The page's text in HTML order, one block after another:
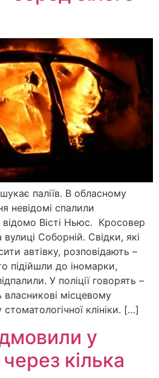
паліїв. В обласному
невідомі спалили
Вісті Ньюс. Кросовер
Соборній. Свідки, які
автівку, розповідають –
підійшли до іномарки,
У поліції говорять –
місцевому
клініки. […]
у
кілька